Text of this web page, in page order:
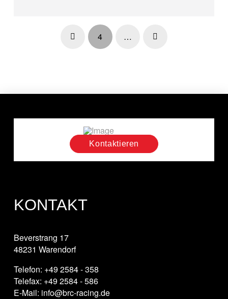
Prev 4 … Next
Kontaktieren
KONTAKT
Beverstrang 17
48231 Warendorf
Telefon: +49 2584 - 358
Telefax: +49 2584 - 586
E-Mail: info@brc-racing.de